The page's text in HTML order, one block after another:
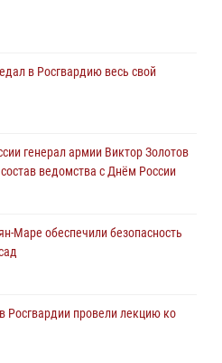
в Росгвардию весь свой
генерал армии Виктор Золотов
ведомства с Днём России
Маре обеспечили безопасность
Росгвардии провели лекцию ко